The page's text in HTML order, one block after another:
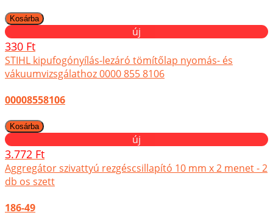
új
330 Ft
STIHL kipufogónyílás-lezáró tömítőlap nyomás- és
vákuumvizsgálathoz 0000 855 8106
00008558106
új
3.772 Ft
Aggregátor szivattyú rezgéscsillapító 10 mm x 2 menet - 2
db os szett
186-49